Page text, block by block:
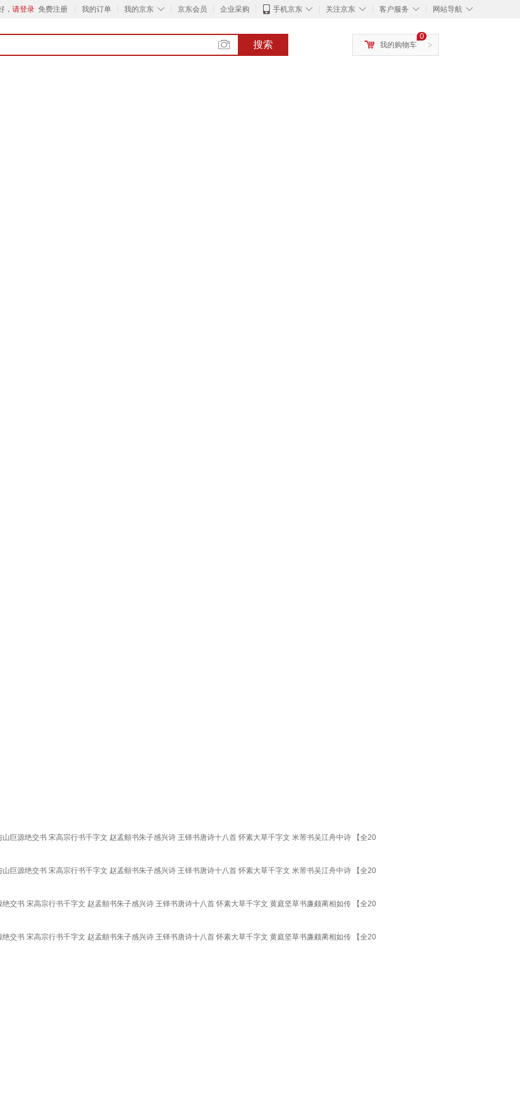
， 请登录 免费注册 我的订单 ◇
我的京东 京东会员 企业采购 ◇
手机京东 ◇
关注京东 ◇
客户服务 ◇
网站导航
搜索 >
0
我的购物车
巨源绝交书 宋高宗行书千字文 赵孟頫书朱子感兴诗 王铎书唐诗十八首 怀素大草千字文 米芾书吴江舟中诗 【全20
巨源绝交书 宋高宗行书千字文 赵孟頫书朱子感兴诗 王铎书唐诗十八首 怀素大草千字文 米芾书吴江舟中诗 【全20
交书 宋高宗行书千字文 赵孟頫书朱子感兴诗 王铎书唐诗十八首 怀素大草千字文 黄庭坚草书廉颇蔺相如传 【全20
交书 宋高宗行书千字文 赵孟頫书朱子感兴诗 王铎书唐诗十八首 怀素大草千字文 黄庭坚草书廉颇蔺相如传 【全20